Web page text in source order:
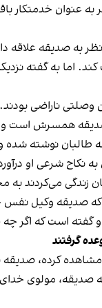
به عنوان
وصلتی ناراضی بودند.
صدیقه همسرش
نوشته شده
نکاح شرعی او
زندگی می‌کردند
صدیقه وکیل نفس
گفته است که اگر
گرفتند
کرده،
مولوی